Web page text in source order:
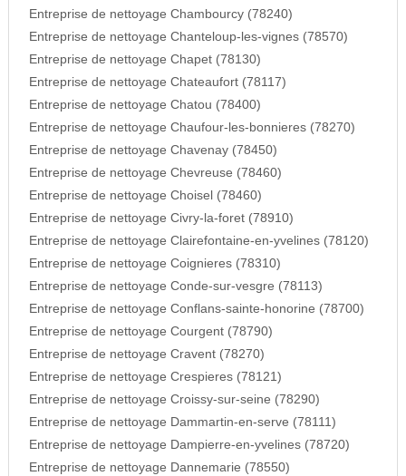
Entreprise de nettoyage Chambourcy (78240)
Entreprise de nettoyage Chanteloup-les-vignes (78570)
Entreprise de nettoyage Chapet (78130)
Entreprise de nettoyage Chateaufort (78117)
Entreprise de nettoyage Chatou (78400)
Entreprise de nettoyage Chaufour-les-bonnieres (78270)
Entreprise de nettoyage Chavenay (78450)
Entreprise de nettoyage Chevreuse (78460)
Entreprise de nettoyage Choisel (78460)
Entreprise de nettoyage Civry-la-foret (78910)
Entreprise de nettoyage Clairefontaine-en-yvelines (78120)
Entreprise de nettoyage Coignieres (78310)
Entreprise de nettoyage Conde-sur-vesgre (78113)
Entreprise de nettoyage Conflans-sainte-honorine (78700)
Entreprise de nettoyage Courgent (78790)
Entreprise de nettoyage Cravent (78270)
Entreprise de nettoyage Crespieres (78121)
Entreprise de nettoyage Croissy-sur-seine (78290)
Entreprise de nettoyage Dammartin-en-serve (78111)
Entreprise de nettoyage Dampierre-en-yvelines (78720)
Entreprise de nettoyage Dannemarie (78550)